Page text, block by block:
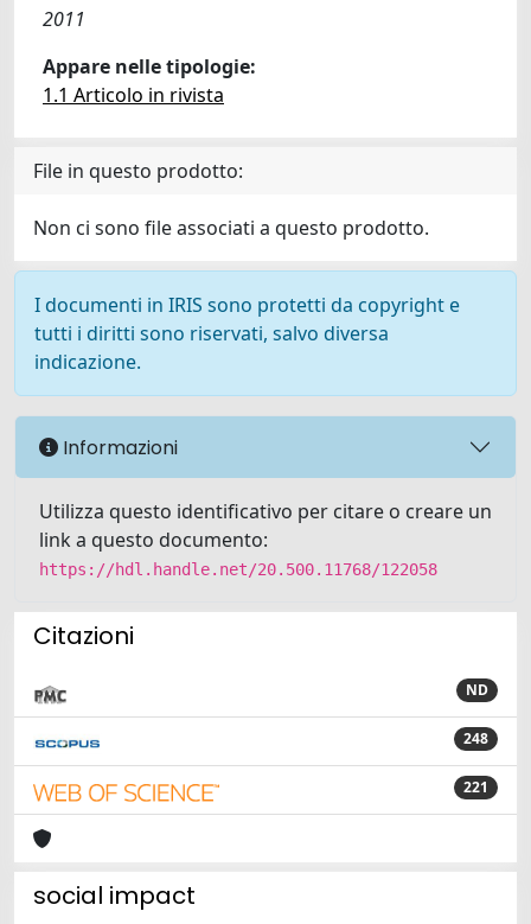
2011
Appare nelle tipologie:
1.1 Articolo in rivista
File in questo prodotto:
Non ci sono file associati a questo prodotto.
I documenti in IRIS sono protetti da copyright e
tutti i diritti sono riservati, salvo diversa
indicazione.
Informazioni
Utilizza questo identificativo per citare o creare un
link a questo documento:
https://hdl.handle.net/20.500.11768/122058
Citazioni
ND
248
221
social impact